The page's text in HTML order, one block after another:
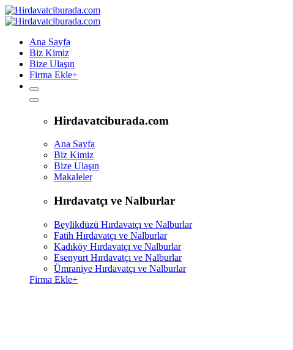
Ana Sayfa
Biz Kimiz
Bize Ulaşın
Firma Ekle+
Hirdavatciburada.com
Ana Sayfa
Biz Kimiz
Bize Ulaşın
Makaleler
Hırdavatçı ve Nalburlar
Beylikdüzü Hırdavatçı ve Nalburlar
Fatih Hırdavatçı ve Nalburlar
Kadıköy Hırdavatçı ve Nalburlar
Esenyurt Hırdavatçı ve Nalburlar
Ümraniye Hırdavatçı ve Nalburlar
Firma Ekle+